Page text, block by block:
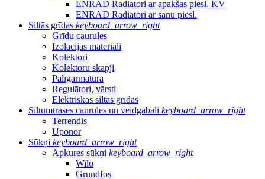
ENRAD Radiatori ar apakšas piesl. KV
ENRAD Radiatori ar sānu piesl.
Siltās grīdas keyboard_arrow_right
Grīdu caurules
Izolācijas materiāli
Kolektori
Kolektoru skapji
Palīgarmatūra
Regulātori, vārsti
Elektriskās siltās grīdas
Siltumtrases caurules un veidgabali keyboard_arrow_right
Terrendis
Uponor
Sūkņi keyboard_arrow_right
Apkures sūkņi keyboard_arrow_right
Wilo
Grundfos